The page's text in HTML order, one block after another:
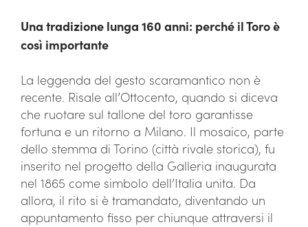
Una tradizione lunga 160 anni: perché il Toro è
così importante
La leggenda del gesto scaramantico non è
recente. Risale all’Ottocento, quando si diceva
che ruotare sul tallone del toro garantisse
fortuna e un ritorno a Milano. Il mosaico, parte
dello stemma di Torino (città rivale storica), fu
inserito nel progetto della Galleria inaugurata
nel 1865 come simbolo dell’Italia unita. Da
allora, il rito si è tramandato, diventando un
appuntamento fisso per chiunque attraversi il